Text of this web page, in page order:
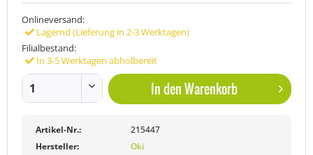
Onlineversand:
Lagernd (Lieferung in 2-3 Werktagen)
Filialbestand:
In 3-5 Werktagen abholbereit
In denWarenkorb
Artikel-Nr.:
215447
Hersteller:
Oki